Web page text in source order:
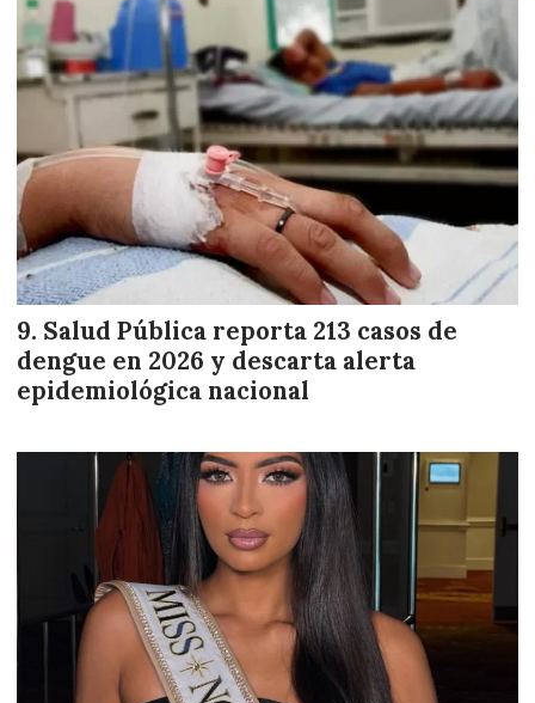
Salud Pública reporta 213 casos de
dengue en 2026 y descarta alerta
epidemiológica nacional